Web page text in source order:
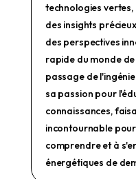
technologies
des insights
des perspectives
rapide du monde
passage de
sa passion pour
connaissances,
incontournable
comprendre et à
énergétiques de